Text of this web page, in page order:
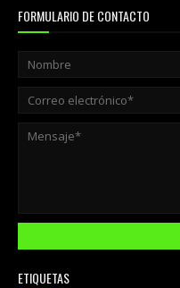
FORMULARIO DE CONTACTO
ETIQUETAS